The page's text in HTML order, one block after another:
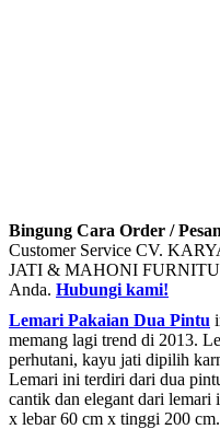
Bingung Cara Order /
Customer Service CV.
JATI & MAHONI
Anda. Hubungi kami!
Lemari Pakaian Dua Pintu
memang lagi trend di 2013.
perhutani, kayu jati dipilih
Lemari ini terdiri dari dua
cantik dan elegant dari
x lebar 60 cm x tinggi 200 cm.